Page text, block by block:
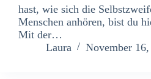
hast, wie sich die
Menschen anhören, bist du
Mit der…
Laura
November